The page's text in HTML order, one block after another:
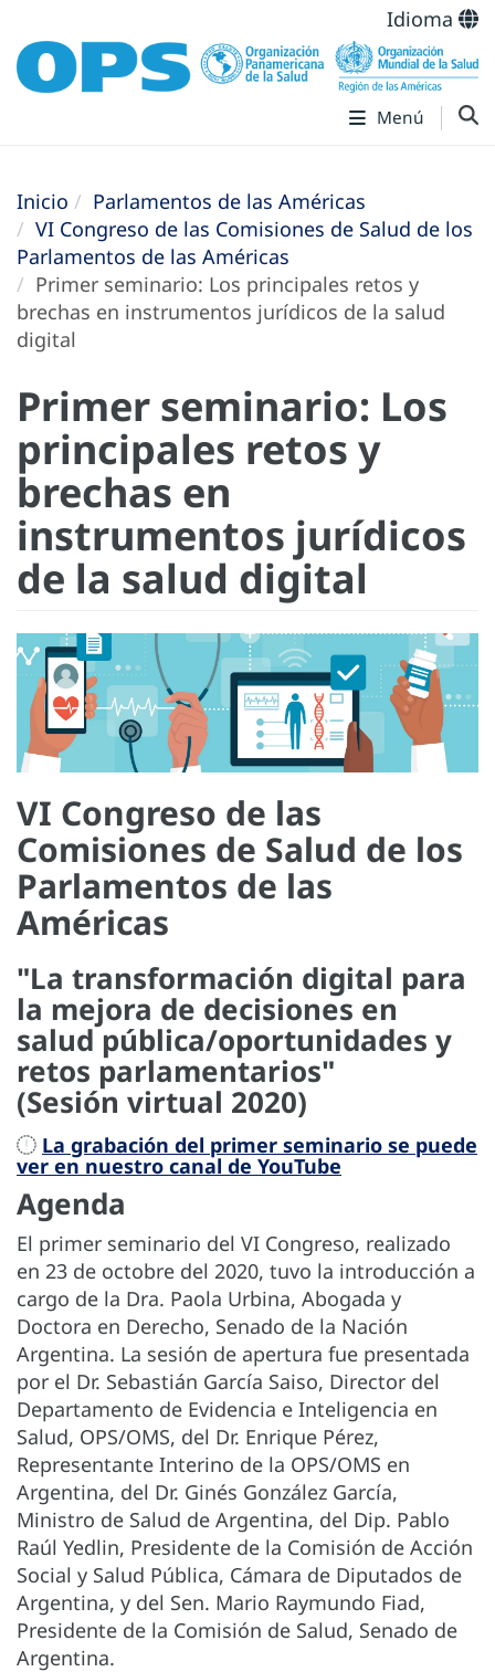
Idioma
Menú
Inicio
Parlamentos de las Américas
VI Congreso de las Comisiones de Salud de los
Parlamentos de las Américas
Primer seminario: Los principales retos y
brechas en instrumentos jurídicos de la salud
digital
Primer seminario: Los
principales retos y
brechas en
instrumentos jurídicos
de la salud digital
VI Congreso de las
Comisiones de Salud de los
Parlamentos de las
Américas
"La transformación digital para
la mejora de decisiones en
salud pública/oportunidades y
retos parlamentarios"
(Sesión virtual 2020)
La grabación del primer seminario se puede
ver en nuestro canal de YouTube
Agenda
El primer seminario del VI Congreso, realizado
en 23 de octobre del 2020, tuvo la introducción a
cargo de la Dra. Paola Urbina, Abogada y
Doctora en Derecho, Senado de la Nación
Argentina. La sesión de apertura fue presentada
por el Dr. Sebastián García Saiso, Director del
Departamento de Evidencia e Inteligencia en
Salud, OPS/OMS, del Dr. Enrique Pérez,
Representante Interino de la OPS/OMS en
Argentina, del Dr. Ginés González García,
Ministro de Salud de Argentina, del Dip. Pablo
Raúl Yedlin, Presidente de la Comisión de Acción
Social y Salud Pública, Cámara de Diputados de
Argentina, y del Sen. Mario Raymundo Fiad,
Presidente de la Comisión de Salud, Senado de
Argentina.